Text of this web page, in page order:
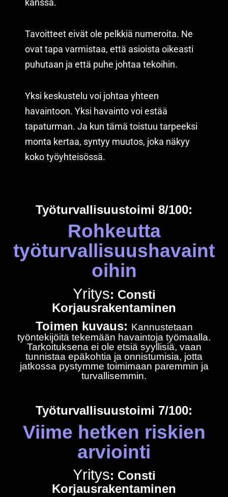
kanssa.
Tavoitteet eivät ole pelkkiä numeroita. Ne
ovat tapa varmistaa, että asioista oikeasti
puhutaan ja että puhe johtaa tekoihin.
Yksi keskustelu voi johtaa yhteen
havaintoon. Yksi havainto voi estää
tapaturman. Ja kun tämä toistuu tarpeeksi
monta kertaa, syntyy muutos, joka näkyy
koko työyhteisössä.